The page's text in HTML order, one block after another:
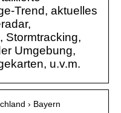
Trend, aktuelles
Stormtracking,
Umgebung,
u.v.m.
› Bayern